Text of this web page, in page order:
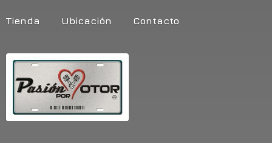
Tienda Ubicación Contacto